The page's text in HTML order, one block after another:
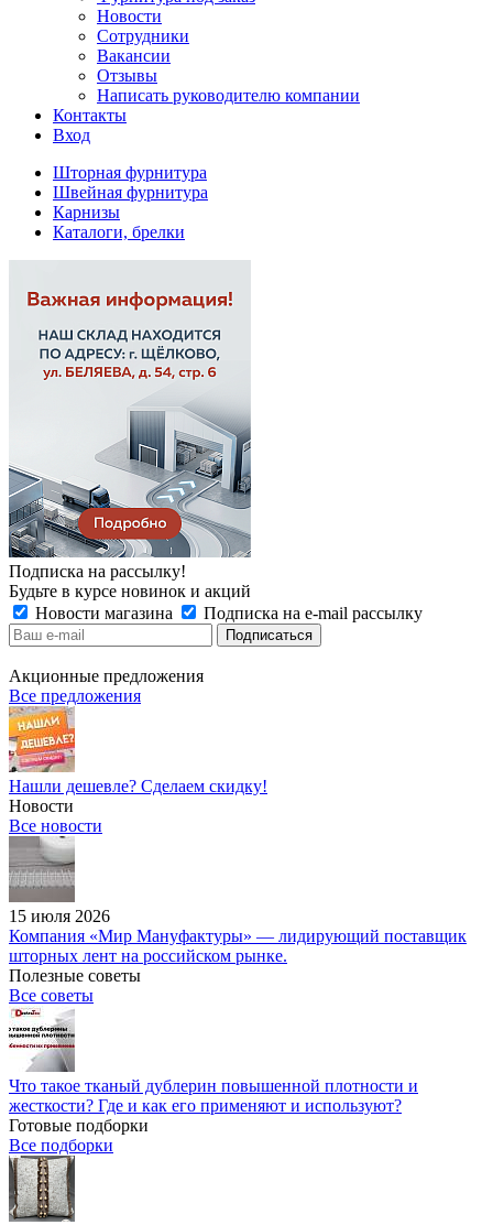
Новости
Сотрудники
Вакансии
Отзывы
Написать руководителю компании
Контакты
Вход
Шторная фурнитура
Швейная фурнитура
Карнизы
Каталоги, брелки
Подписка на рассылку!
Будьте в курсе новинок и акций
Новости магазина
Подписка на e-mail рассылку
Акционные предложения
Все предложения
Нашли дешевле? Сделаем скидку!
Новости
Все новости
15 июля 2026
Компания «Мир Мануфактуры» — лидирующий поставщик
шторных лент на российском рынке.
Полезные советы
Все советы
Что такое тканый дублерин повышенной плотности и
жесткости? Где и как его применяют и используют?
Готовые подборки
Все подборки